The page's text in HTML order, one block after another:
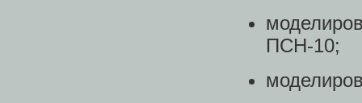
ПСН-10;